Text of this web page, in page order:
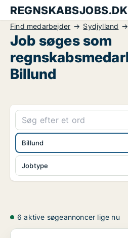
REGNSKABSJOBS.DK
Find medarbejder Sydjylland
Job søges som
Billund
Jobtype
Billund
6 aktive søgeannoncer lige nu